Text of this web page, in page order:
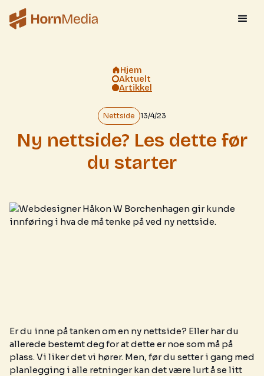
Hjem
Aktuelt
Artikkel
Nettside 13/4/23
Ny nettside? Les dette før
du starter
Er du inne på tanken om en ny nettside? Eller har du
allerede bestemt deg for at dette er noe som må på
plass. Vi liker det vi hører. Men, før du setter i gang med
planlegging i alle retninger kan det være lurt å se litt